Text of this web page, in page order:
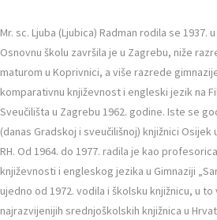
Mr. sc. Ljuba (Ljubica) Radman rodila se 1937.
Osnovnu školu završila je u Zagrebu, niže
maturom u Koprivnici, a više razrede
komparativnu književnost i engleski jezik na
Sveučilišta u Zagrebu 1962. godine. Iste se
(danas Gradskoj i sveučilišnoj) knjižnici
RH. Od 1964. do 1977. radila je kao
književnosti i engleskog jezika u Gimnaziji
ujedno od 1972. vodila i školsku knjižnicu, u
najrazvijenijih srednjoškolskih knjižnica u